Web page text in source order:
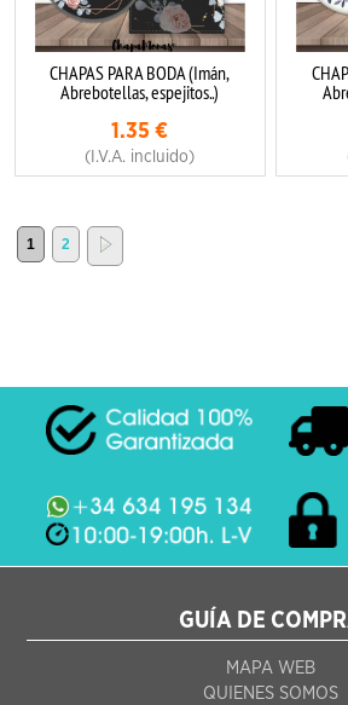
CHAPAS PARA BODA (Imán,
Abrebotellas, espejitos..)
1.35 €
(I.V.A. incluido)
1 2
GUÍA DE
MAPA WEB
QUIENES SOMOS